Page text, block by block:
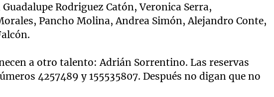
Rodriguez Catón, Veronica Serra,
Pancho Molina, Andrea Simón, Alejandro Conte,
a otro talento: Adrián Sorrentino. Las reservas
4257489 y 155535807. Después no digan que no